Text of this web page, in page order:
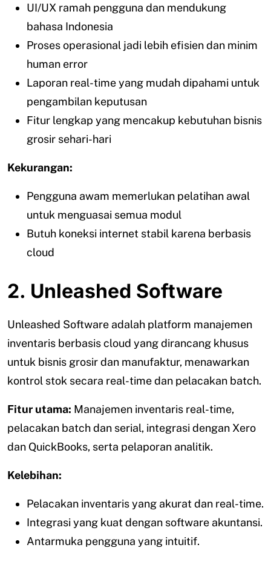
UI/UX ramah pengguna dan mendukung
bahasa Indonesia
Proses operasional jadi lebih efisien dan minim
human error
Laporan real-time yang mudah dipahami untuk
pengambilan keputusan
Fitur lengkap yang mencakup kebutuhan bisnis
grosir sehari-hari
Kekurangan:
Pengguna awam memerlukan pelatihan awal
untuk menguasai semua modul
Butuh koneksi internet stabil karena berbasis
cloud
2. Unleashed Software
Unleashed Software adalah platform manajemen
inventaris berbasis cloud yang dirancang khusus
untuk bisnis grosir dan manufaktur, menawarkan
kontrol stok secara real-time dan pelacakan batch.
Fitur utama: Manajemen inventaris real-time,
pelacakan batch dan serial, integrasi dengan Xero
dan QuickBooks, serta pelaporan analitik.
Kelebihan:
Pelacakan inventaris yang akurat dan real-time.
Integrasi yang kuat dengan software akuntansi.
Antarmuka pengguna yang intuitif.